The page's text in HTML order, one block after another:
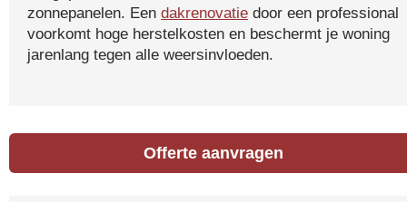
zonnepanelen. Een dakrenovatie door een professional
voorkomt hoge herstelkosten en beschermt je woning
jarenlang tegen alle weersinvloeden.
Offerte aanvragen